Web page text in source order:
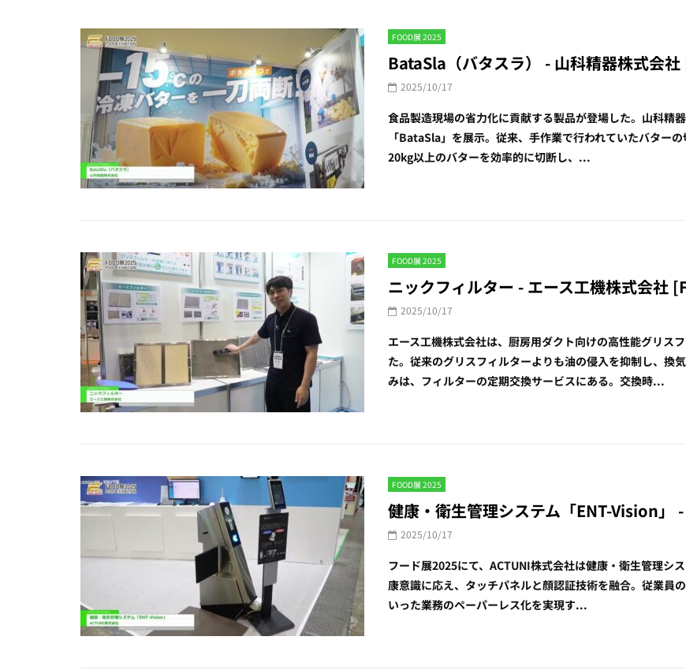
FOOD展 2025
BataSla（バタスラ） - 山科精器株式会
2025/10/17
食品製造現場の省力化に貢献する製品が登場した。山科精
「BataSla」を展示。従来、手作業で行われていたバター
20kg以上のバターを効率的に切断し、...
FOOD展 2025
ニックフィルター - エース工機株式会社
2025/10/17
エース工機株式会社は、厨房用ダクト向けの高性能グリス
た。従来のグリスフィルターよりも油の侵入を抑制し、換
みは、フィルターの定期交換サービスにある。交換時...
FOOD展 2025
健康・衛生管理システム「ENT-Vision」
2025/10/17
フード展2025にて、ACTUNI株式会社は健康・衛生管理シ
康意識に応え、タッチパネルと顔認証技術を融合。従業員
いった業務のペーパーレス化を実現す...